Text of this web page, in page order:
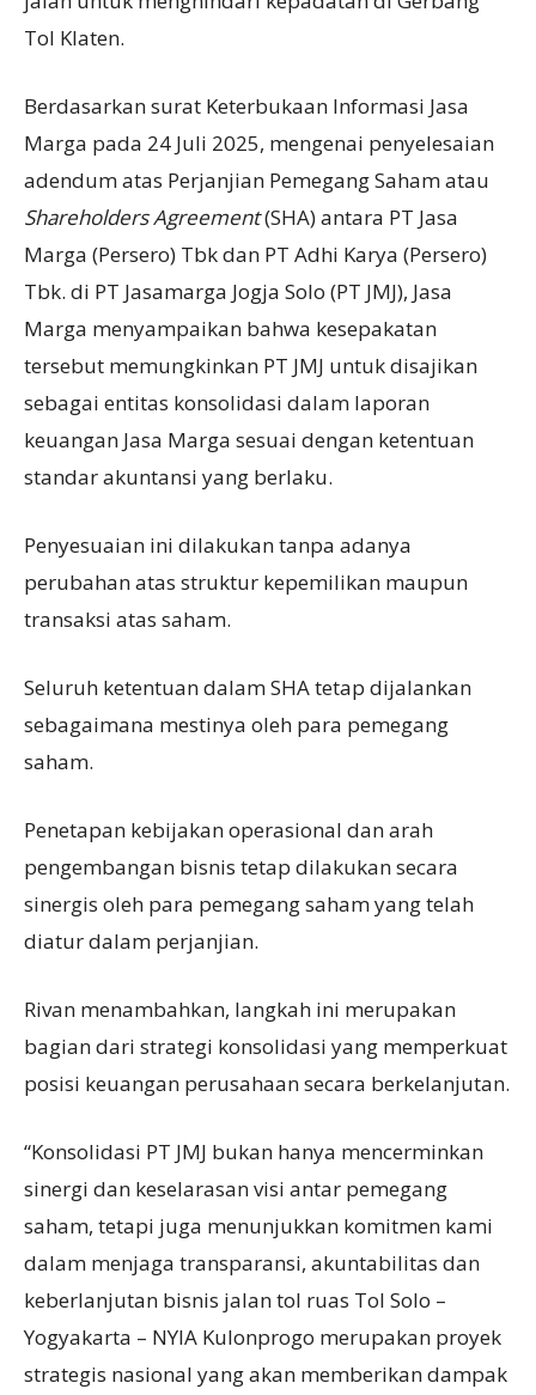
Tol Klaten.
Berdasarkan surat Keterbukaan Informasi Jasa
Marga pada 24 Juli 2025, mengenai penyelesaian
adendum atas Perjanjian Pemegang Saham atau
Shareholders Agreement(SHA) antara PT Jasa
Marga (Persero) Tbk dan PT Adhi Karya (Persero)
Tbk. di PT Jasamarga Jogja Solo (PT JMJ), Jasa
Marga menyampaikan bahwa kesepakatan
tersebut memungkinkan PT JMJ untuk disajikan
sebagai entitas konsolidasi dalam laporan
keuangan Jasa Marga sesuai dengan ketentuan
standar akuntansi yang berlaku.
Penyesuaian ini dilakukan tanpa adanya
perubahan atas struktur kepemilikan maupun
transaksi atas saham.
Seluruh ketentuan dalam SHA tetap dijalankan
sebagaimana mestinya oleh para pemegang
saham.
Penetapan kebijakan operasional dan arah
pengembangan bisnis tetap dilakukan secara
sinergis oleh para pemegang saham yang telah
diatur dalam perjanjian.
Rivan menambahkan, langkah ini merupakan
bagian dari strategi konsolidasi yang memperkuat
posisi keuangan perusahaan secara berkelanjutan.
“Konsolidasi PT JMJ bukan hanya mencerminkan
sinergi dan keselarasan visi antar pemegang
saham, tetapi juga menunjukkan komitmen kami
dalam menjaga transparansi, akuntabilitas dan
keberlanjutan bisnis jalan tol ruas Tol Solo –
Yogyakarta – NYIA Kulonprogo merupakan proyek
strategis nasional yang akan memberikan dampak